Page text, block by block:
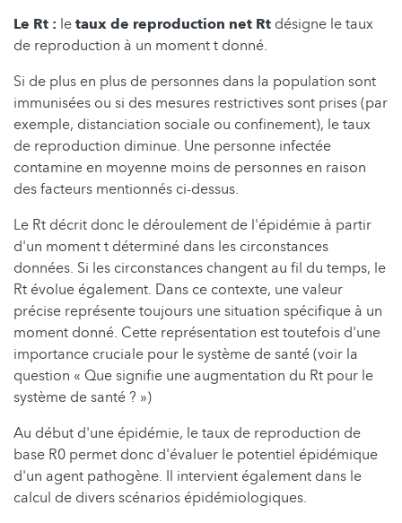
Le Rt : letaux de reproduction net Rt désigne le taux
de reproduction à un moment t donné.
Si de plus en plus de personnes dans la population sont
immunisées ou si des mesures restrictives sont prises (par
exemple, distanciation sociale ou confinement), le taux
de reproduction diminue. Une personne infectée
contamine en moyenne moins de personnes en raison
des facteurs mentionnés ci-dessus.
Le Rt décrit donc le déroulement de l'épidémie à partir
d'un moment t déterminé dans les circonstances
données. Si les circonstances changent au fil du temps, le
Rt évolue également. Dans ce contexte, une valeur
précise représente toujours une situation spécifique à un
moment donné. Cette représentation est toutefois d'une
importance cruciale pour le système de santé (voir la
question « Que signifie une augmentation du Rt pour le
système de santé ? »)
Au début d'une épidémie, le taux de reproduction de
base R0 permet donc d'évaluer le potentiel épidémique
d'un agent pathogène. Il intervient également dans le
calcul de divers scénarios épidémiologiques.